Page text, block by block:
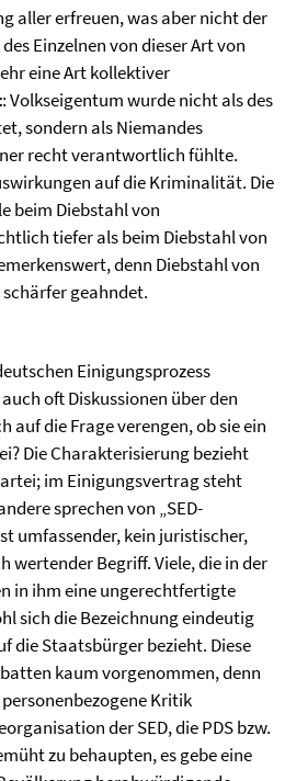
aller erfreuen, was aber nicht der
Einzelnen von dieser Art von
eine Art kollektiver
: Volkseigentum wurde nicht als des
sondern als Niemandes
recht verantwortlich fühlte.
auf die Kriminalität. Die
beim Diebstahl von
tiefer als beim Diebstahl von
denn Diebstahl von
geahndet.
Einigungsprozess
oft Diskussionen über den
auf die Frage verengen, ob sie ein
Die Charakterisierung bezieht
im Einigungsvertrag steht
sprechen von „SED-
umfassender, kein juristischer,
wertender Begriff. Viele, die in der
in ihm eine ungerechtfertigte
sich die Bezeichnung eindeutig
die Staatsbürger bezieht. Diese
kaum vorgenommen, denn
Kritik
der SED, die PDS bzw.
zu behaupten, es gebe eine